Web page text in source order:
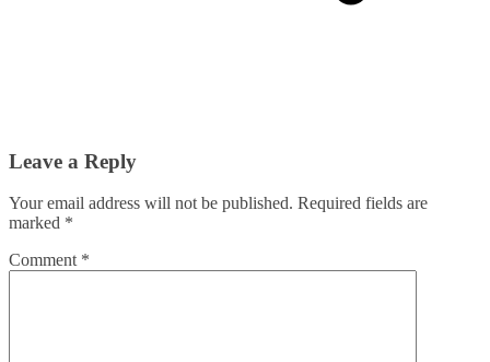
Leave a Reply
Your email address will not be published. Required fields are
marked *
Comment *